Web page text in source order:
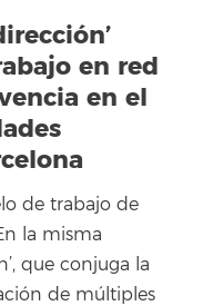
en red
en el
de trabajo de
la misma
que conjuga la
de múltiples